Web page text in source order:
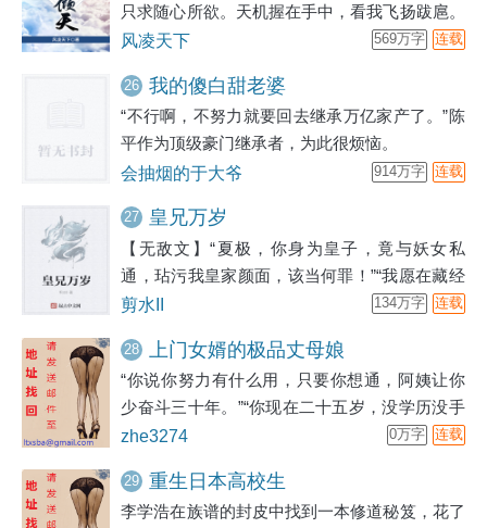
着一条紫带，将那腰肢勾勒得极为诱 人。
只求随心所欲。天机握在手中，看我飞扬跋扈。
————我是左小多，我不走寻常路。
风凌天下 连载
569万字
26 我的傻白甜老婆
“不行啊，不努力就要回去继承万亿家产了。”陈
平作为顶级豪门继承者，为此很烦恼。
会抽烟的于大爷 连载
914万字
27 皇兄万岁
【无敌文】“夏极，你身为皇子，竟与妖女私
通，玷污我皇家颜面，该当何罪！”“我愿在藏经
阁，禁足三年。”“准了。”“陛下，皇家藏经阁中
那逆子！！”于是，十五岁的皇子看了两年佛
经。您翻过《般若心经》，提取了技能珠“不动
明王身（第九层）”您翻过《金刚经》，提取了
技能珠“九阳心经（第九层）”您翻过《地藏
翻过《法华义疏》
剪水II 连载
134万字
28 上门女婿的极品丈母娘
“你说你努力有什么用，只要你想通，阿姨让你
少奋斗三十年。”“你现在二十五岁，没学历没手
艺，要想挣一百万你一辈子都做不到。”“考虑好
戳撕眉柑跸息，陈元低头看了一眼，全是柳阿姨
给发来的。
zhe3274 连载
0万字
29 重生日本高校生
李学浩在族谱的封皮中找到一本修道秘笈，花了